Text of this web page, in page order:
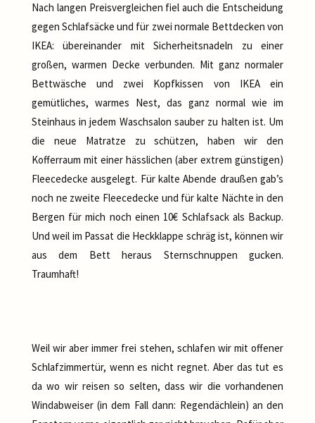
Nach langen Preisvergleichen fiel auch die Entscheidung
gegen Schlafsäcke und für zwei normale Bettdecken von
IKEA: übereinander mit Sicherheitsnadeln zu einer
großen, warmen Decke verbunden. Mit ganz normaler
Bettwäsche und zwei Kopfkissen von IKEA ein
gemütliches, warmes Nest, das ganz normal wie im
Steinhaus in jedem Waschsalon sauber zu halten ist. Um
die neue Matratze zu schützen, haben wir den
Kofferraum mit einer hässlichen (aber extrem günstigen)
Fleecedecke ausgelegt. Für kalte Abende draußen gab’s
noch ne zweite Fleecedecke und für kalte Nächte in den
Bergen für mich noch einen 10€ Schlafsack als Backup.
Und weil im Passat die Heckklappe schräg ist, können wir
aus dem Bett heraus Sternschnuppen gucken.
Traumhaft!
Weil wir aber immer frei stehen, schlafen wir mit offener
Schlafzimmertür, wenn es nicht regnet. Aber das tut es
da wo wir reisen so selten, dass wir die vorhandenen
Windabweiser (in dem Fall dann: Regendächlein) an den